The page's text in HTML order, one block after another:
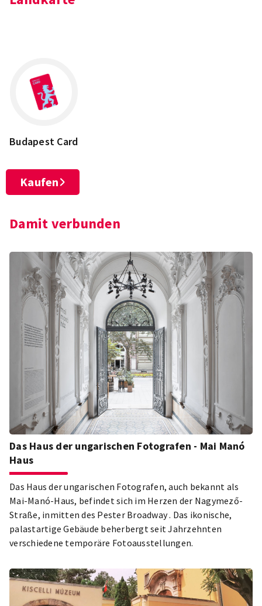
Budapest Card
Kaufen
Damit verbunden
Das Haus der ungarischen Fotografen - Mai Manó
Haus
Das Haus der ungarischen Fotografen, auch bekannt als
Mai-Manó-Haus, befindet sich im Herzen der Nagymező-
Straße, inmitten des Pester Broadway . Das ikonische,
palastartige Gebäude beherbergt seit Jahrzehnten
verschiedene temporäre Fotoausstellungen.